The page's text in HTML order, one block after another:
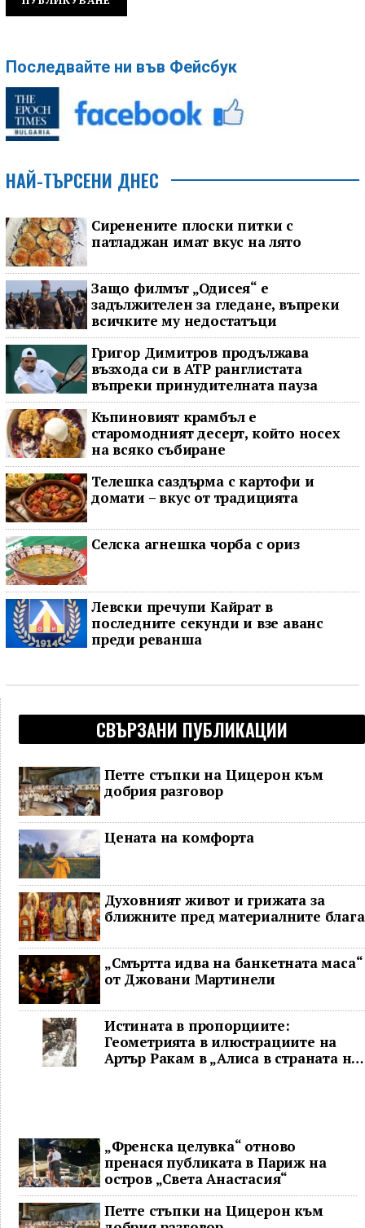
Последвайте ни във Фейсбук
НАЙ-ТЪРСЕНИ ДНЕС
Сиренените плоски питки с
патладжан имат вкус на лято
Защо филмът „Одисея“ е
задължителен за гледане, въпреки
всичките му недостатъци
Григор Димитров продължава
възхода си в ATP ранглистата
въпреки принудителната пауза
Къпиновият крамбъл е
старомодният десерт, който носех
на всяко събиране
Телешка саздърма с картофи и
домати – вкус от традицията
Селска агнешка чорба с ориз
Левски пречупи Кайрат в
последните секунди и взе аванс
преди реванша
СВЪРЗАНИ ПУБЛИКАЦИИ
Петте стъпки на Цицерон към
добрия разговор
Цената на комфорта
Духовният живот и грижата за
ближните пред материалните блага
„Смъртта идва на банкетната маса“
от Джовани Мартинели
Истината в пропорциите:
Геометрията в илюстрациите на
Артър Ракам в „Алиса в страната на
„Френска целувка“ отново
пренася публиката в Париж на
остров „Света Анастасия“
Петте стъпки на Цицерон към